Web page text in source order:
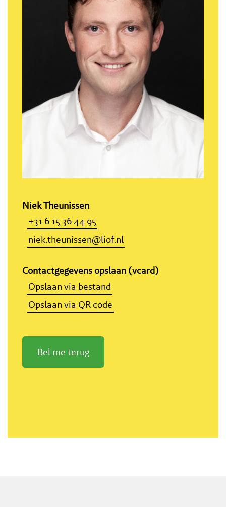
Niek Theunissen
+31 6 15 36 44 95
niek.theunissen@liof.nl
Contactgegevens opslaan (vcard)
Opslaan via bestand
Opslaan via QR code
Bel me terug